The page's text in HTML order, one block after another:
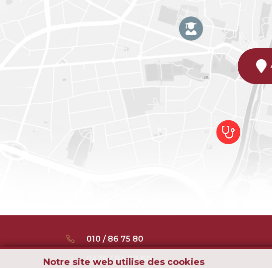
Notre site web utilise des cookies
010 / 86 75 80
0476 / 84 29 60